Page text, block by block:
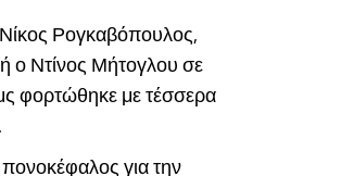
Ρογκαβόπουλος,
ο Ντίνος Μήτογλου σε
φορτώθηκε με τέσσερα
για την